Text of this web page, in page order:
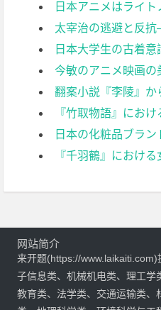
日本アニメはライト
太宰治の逃避と反抗―『斜
日本大学生の古着意識についての考察 ―衣
今敏のアニメ映画の美
翻案小説『李陵』から
『竹取物語』における中国文化の
日本の化粧品ブランドの中訳戦略
『千羽鶴』における女性像――主
网站简介
来开题(https://
子信息类、机械机电类、理工
教育类、法学类、交通运输类